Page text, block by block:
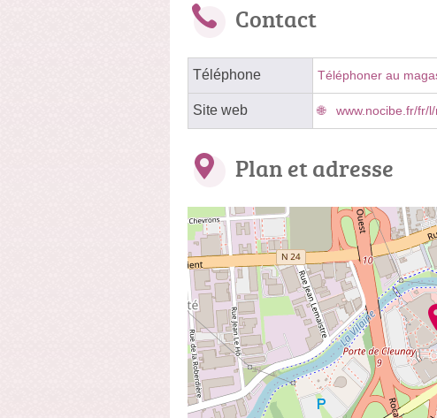
Contact
Téléphone Téléphoner au
Site web www.nocibe.fr/fr/
Plan et adresse